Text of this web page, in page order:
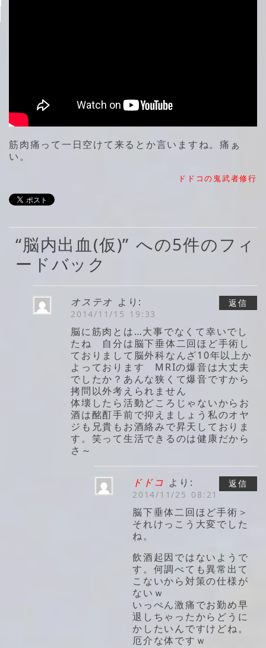
筋肉痛って一日空けて来るとか言いますね。痛ぁ
い。
ドドコの鬼武者修行
“脳内出血(仮)” への5件のフィ
ードバック
オステオ より:
2014/11/15 19:33
脳に筋肉とは…大事でなくて幸いでし
たね 自分は脳下垂体二回ほど手術し
ておりまして脳外科なんざ10年以上か
よっております MRIの爆音は大丈夫
でしたか？あんな狭くて爆音ですから
拷問以外考えられません
体壊したら活動どころじゃないからお
酒は酩酊手前で抑えましょう私のオヤ
ジも兄貴もお酒絡みで昇天しておりま
す。笑って生活できるのは健康だから
さ～
返信
ドドコ より:
2014/11/25 08:21
脳下垂体二回ほど手術＞
それけっこう大変でした
ね。
飲酒起因ではないようで
す。何調べても異常出て
こないから対策の仕様が
ないｗ
いっぺん激痛でお勤め早
退しちゃったからどうに
かしたいんですけどね。
厄介な体ですｗ
返信